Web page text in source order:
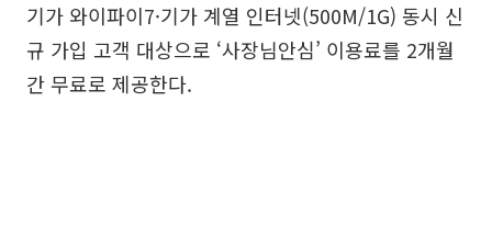
기가 와이파이7·기가 계열 인터넷(500M/1G) 동시 신
규 가입 고객 대상으로 ‘사장님안심’ 이용료를 2개월
간 무료로 제공한다.